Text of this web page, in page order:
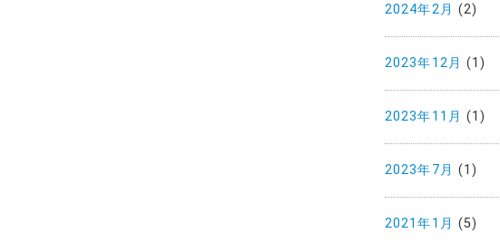
2024年2月 (2)
2023年12月 (1)
2023年11月 (1)
2023年7月 (1)
2021年1月 (5)